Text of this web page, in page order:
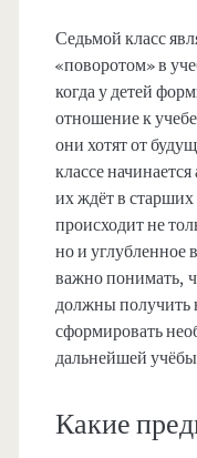
Седьмой класс
«поворотом» в
когда у детей
отношение к
они хотят от
классе
их ждёт в старших
происходит не
но и углубленное
важно понимать,
должны получить
сформировать
дальнейшей
Какие